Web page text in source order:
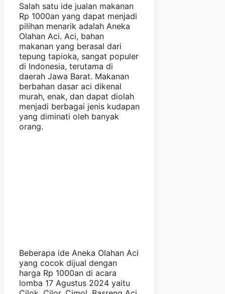
Salah satu ide jualan makanan
Rp 1000an yang dapat menjadi
pilihan menarik adalah Aneka
Olahan Aci. Aci, bahan
makanan yang berasal dari
tepung tapioka, sangat populer
di Indonesia, terutama di
daerah Jawa Barat. Makanan
berbahan dasar aci dikenal
murah, enak, dan dapat diolah
menjadi berbagai jenis kudapan
yang diminati oleh banyak
orang.
Beberapa ide Aneka Olahan Aci
yang cocok dijual dengan
harga Rp 1000an di acara
lomba 17 Agustus 2024 yaitu